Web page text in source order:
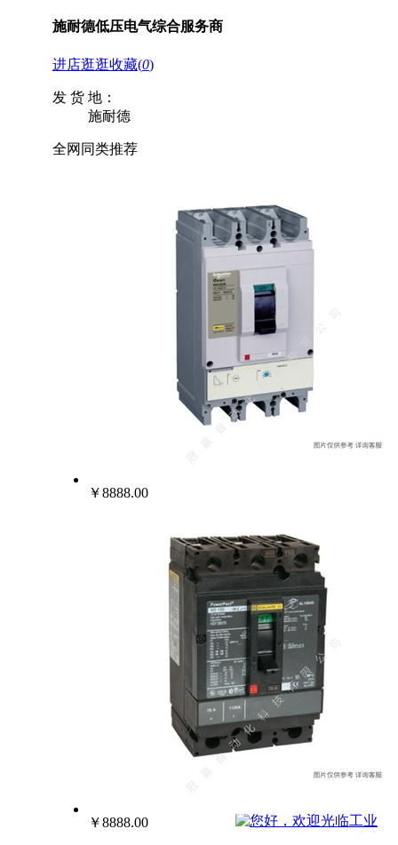
施耐德低压电气综合服务商
进店逛逛收藏(0)
发 货 地：
施耐德
全网同类推荐
￥8888.00
￥8888.00